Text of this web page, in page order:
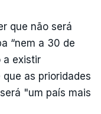
que não será
“nem a 30 de
a existir
as prioridades
"um país mais